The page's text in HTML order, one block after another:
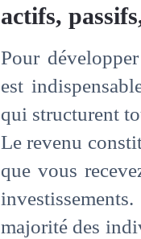
actifs,
Pour
est
qui structurent
Le revenu
que vous
majorité des